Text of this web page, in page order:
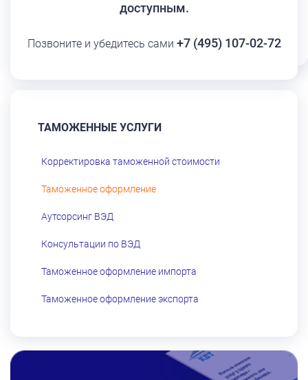
доступным.
Позвоните и убедитесь сами +7 (495) 107-02-72
ТАМОЖЕННЫЕ УСЛУГИ
Корректировка таможенной стоимости
Таможенное оформление
Аутсорсинг ВЭД
Консультации по ВЭД
Таможенное оформление импорта
Таможенное оформление экспорта